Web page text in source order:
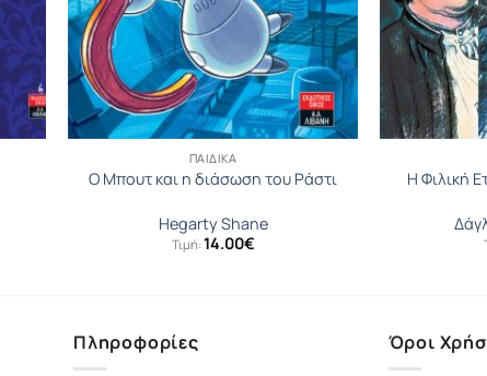
ΠΑΙΔΙΚΆ
Ο Μπουτ και η διάσωση του Ράστι
Hegarty Shane
Τιμή:14.00€
Η Φιλική
Πληροφορίες Όροι